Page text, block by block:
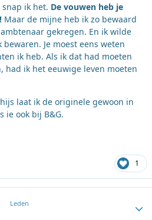
snap ik het. De vouwen heb je
Maar de mijne heb ik zo bewaard
gekregen. En ik wilde
Je moest eens weten
ik heb. Als ik dat had moeten
had ik het eeuwige leven moeten
laat ik de originele gewoon in
ie ook bij B&G.
1
Leden